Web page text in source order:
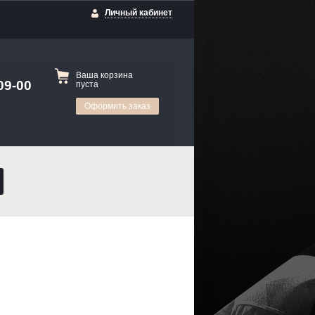
Личный кабинет
00
Ваша корзина
пуста
Оформить заказ